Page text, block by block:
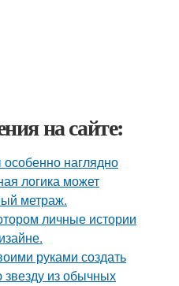
на сайте:
наглядно
логика может
метраж.
личные истории
руками создать
из обычных